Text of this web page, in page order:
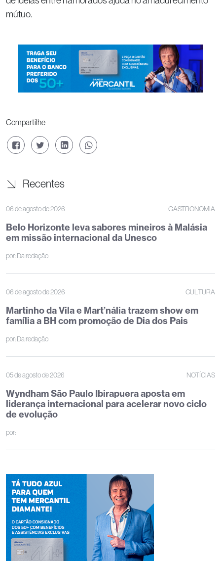
mútuo.
Compartilhe
Recentes
06 de agosto de 2026 GASTRONOMIA
Belo Horizonte leva sabores mineiros à Malásia
em missão internacional da Unesco
por:Da redação
06 de agosto de 2026 CULTURA
Martinho da Vila e Mart’nália trazem show em
família a BH com promoção de Dia dos Pais
por:Da redação
05 de agosto de 2026 NOTÍCIAS
Wyndham São Paulo Ibirapuera aposta em
liderança internacional para acelerar novo ciclo
de evolução
por: